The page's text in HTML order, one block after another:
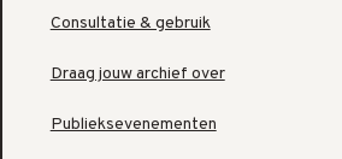
Consultatie & gebruik
Draag jouw archief over
Publieksevenementen